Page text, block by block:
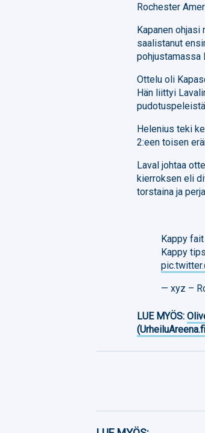
Rochester
Kapanen ohjasi
saalistanut
pohjustamassa
Ottelu oli
Hän liittyi
Helenius teki
2:een toisen
Laval johtaa
kierroksen eli
torstaina ja
Kappy
Kappy
— xyz –
LUE MYÖS:
Facebook